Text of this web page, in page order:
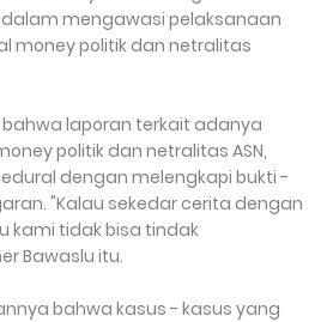
mengawasi pelaksanaan
money politik dan netralitas
laporan terkait adanya
politik dan netralitas ASN,
dengan melengkapi bukti -
"Kalau sekedar cerita dengan
kami tidak bisa tindak
Bawaslu itu.
bahwa kasus - kasus yang